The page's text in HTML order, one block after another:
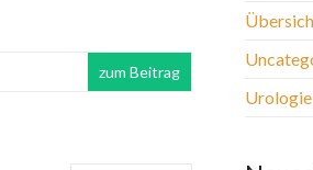
zum Beitrag
Urologie